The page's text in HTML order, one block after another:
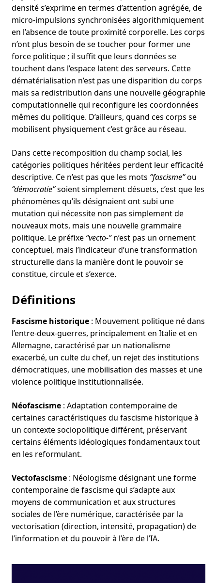
densité s’exprime en termes d’attention agrégée, de
micro-impulsions synchronisées algorithmiquement
en l’absence de toute proximité corporelle. Les corps
n’ont plus besoin de se toucher pour former une
force politique ; il suffit que leurs données se
touchent dans l’espace latent des serveurs. Cette
dématérialisation n’est pas une disparition du corps
mais sa redistribution dans une nouvelle géographie
computationnelle qui reconfigure les coordonnées
mêmes du politique. D’ailleurs, quand ces corps se
mobilisent physiquement c’est grâce au réseau.
Dans cette recomposition du champ social, les
catégories politiques héritées perdent leur efficacité
descriptive. Ce n’est pas que les mots “fascisme”ou
“démocratie”soient simplement désuets, c’est que les
phénomènes qu’ils désignaient ont subi une
mutation qui nécessite non pas simplement de
nouveaux mots, mais une nouvelle grammaire
politique. Le préfixe “vecto-”n’est pas un ornement
conceptuel, mais l’indicateur d’une transformation
structurelle dans la manière dont le pouvoir se
constitue, circule et s’exerce.
Définitions
Fascisme historique : Mouvement politique né dans
l’entre-deux-guerres, principalement en Italie et en
Allemagne, caractérisé par un nationalisme
exacerbé, un culte du chef, un rejet des institutions
démocratiques, une mobilisation des masses et une
violence politique institutionnalisée.
Néofascisme : Adaptation contemporaine de
certaines caractéristiques du fascisme historique à
un contexte sociopolitique différent, préservant
certains éléments idéologiques fondamentaux tout
en les reformulant.
Vectofascisme : Néologisme désignant une forme
contemporaine de fascisme qui s’adapte aux
moyens de communication et aux structures
sociales de l’ère numérique, caractérisée par la
vectorisation (direction, intensité, propagation) de
l’information et du pouvoir à l’ère de l’IA.